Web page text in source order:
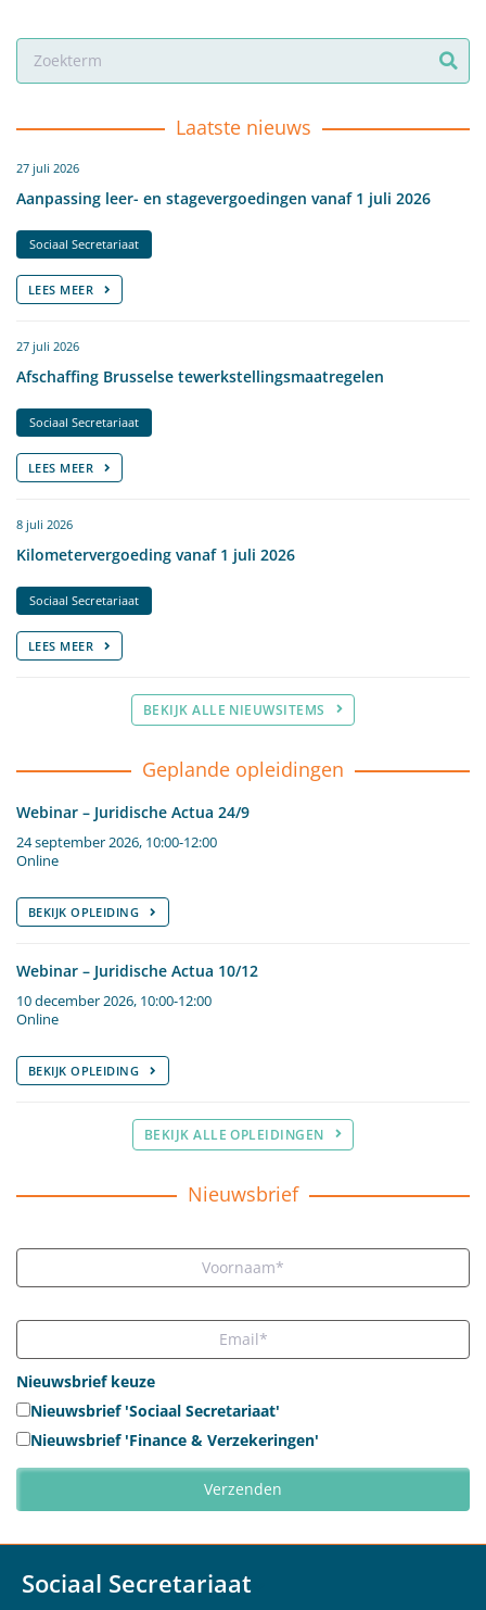
Laatste nieuws
27 juli 2026
Aanpassing leer- en stagevergoedingen vanaf 1 juli 2026
Sociaal Secretariaat
LEES MEER
27 juli 2026
Afschaffing Brusselse tewerkstellingsmaatregelen
Sociaal Secretariaat
LEES MEER
8 juli 2026
Kilometervergoeding vanaf 1 juli 2026
Sociaal Secretariaat
LEES MEER
BEKIJK ALLE NIEUWSITEMS
Geplande opleidingen
Webinar – Juridische Actua 24/9
24 september 2026, 10:00-12:00
Online
BEKIJK OPLEIDING
Webinar – Juridische Actua 10/12
10 december 2026, 10:00-12:00
Online
BEKIJK OPLEIDING
BEKIJK ALLE OPLEIDINGEN
Nieuwsbrief
Nieuwsbrief keuze
Nieuwsbrief 'Sociaal Secretariaat'
Nieuwsbrief 'Finance & Verzekeringen'
Sociaal Secretariaat